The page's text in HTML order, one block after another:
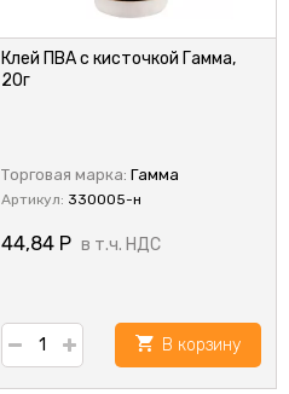
Клей ПВА с кисточкой Гамма,
20г
Торговая марка: Гамма
Артикул: 330005-н
44,84 Р в т.ч. НДС
В корзину